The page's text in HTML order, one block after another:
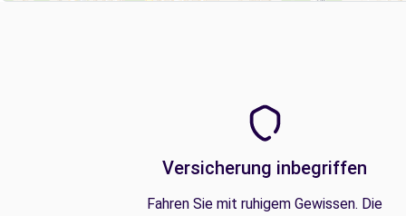
Versicherung inbegriffen
Fahren Sie mit ruhigem Gewissen. Die